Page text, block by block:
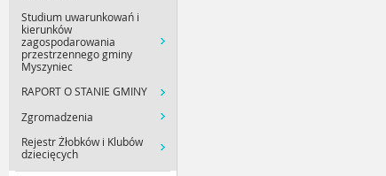
Studium uwarunkowań i
kierunków
zagospodarowania
przestrzennego gminy
Myszyniec
RAPORT O STANIE GMINY
Zgromadzenia
Rejestr Żłobków i Klubów
dziecięcych